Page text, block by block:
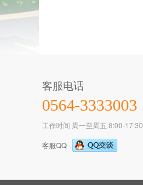
客服电话
0564-3333003
工作时间 周一至周五 8:00-17:30
客服QQ